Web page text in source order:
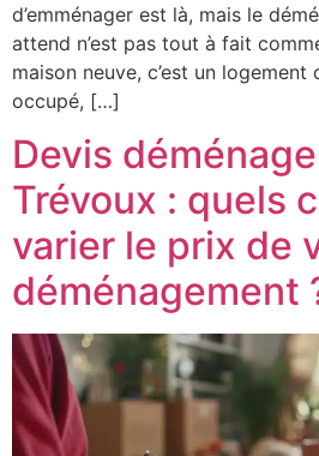
d’emménager est là, mais le
attend n’est pas tout à fait
maison neuve, c’est un logement
occupé, […]
Devis
Trévoux : quels
varier le prix de
déménagement